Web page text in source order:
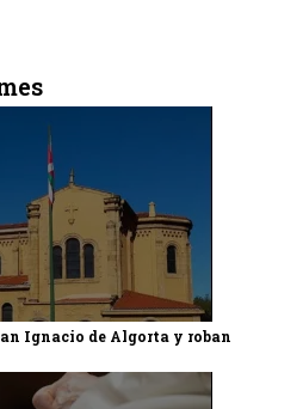
Ignacio de Algorta y roban